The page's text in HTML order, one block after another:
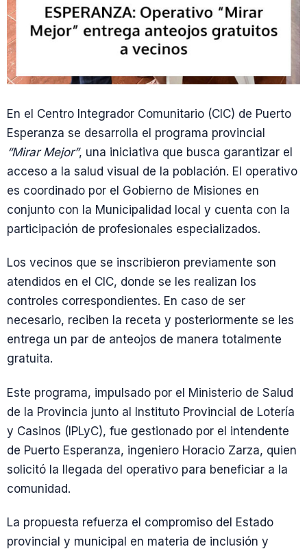
En el Centro Integrador Comunitario (CIC) de Puerto
Esperanza se desarrolla el programa provincial
“Mirar Mejor”, una iniciativa que busca garantizar el
acceso a la salud visual de la población. El operativo
es coordinado por el Gobierno de Misiones en
conjunto con la Municipalidad local y cuenta con la
participación de profesionales especializados.
Los vecinos que se inscribieron previamente son
atendidos en el CIC, donde se les realizan los
controles correspondientes. En caso de ser
necesario, reciben la receta y posteriormente se les
entrega un par de anteojos de manera totalmente
gratuita.
Este programa, impulsado por el Ministerio de Salud
de la Provincia junto al Instituto Provincial de Lotería
y Casinos (IPLyC), fue gestionado por el intendente
de Puerto Esperanza, ingeniero Horacio Zarza, quien
solicitó la llegada del operativo para beneficiar a la
comunidad.
La propuesta refuerza el compromiso del Estado
provincial y municipal en materia de inclusión y